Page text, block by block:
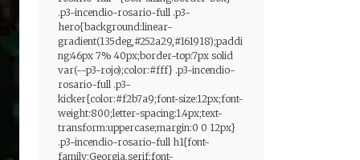
.p3-incendio-rosario-full .p3-
hero{background:linear-
gradient(135deg,#252a29,#161918);paddi
ng:46px 7% 40px;border-top:7px solid
var(--p3-rojo);color:#fff} .p3-incendio-
rosario-full .p3-
kicker{color:#f2b7a9;font-size:12px;font-
weight:800;letter-spacing:1.4px;text-
transform:uppercase;margin:0 0 12px}
.p3-incendio-rosario-full h1{font-
family:Georgia,serif;font-